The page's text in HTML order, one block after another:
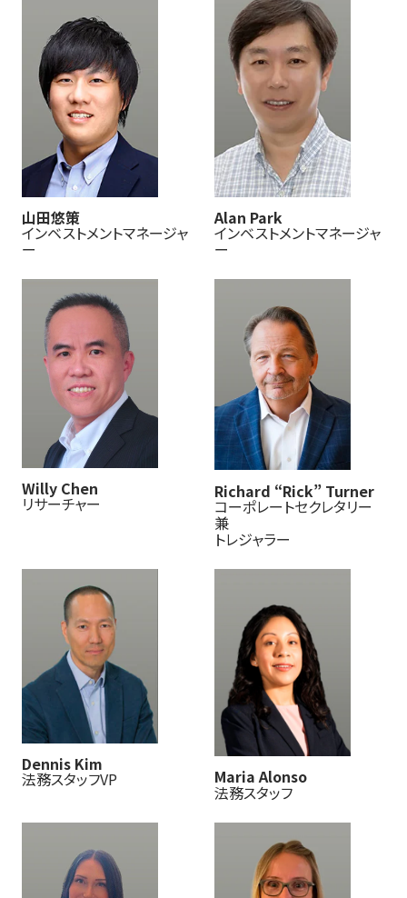
山田悠策
インベストメントマネージャ
ー
Alan Park
インベストメントマネージャ
ー
Willy Chen
リサーチャー
Richard “Rick” Turner
コーポレートセクレタリー
兼
トレジャラー
Dennis Kim
法務スタッフVP Maria Alonso
法務スタッフ